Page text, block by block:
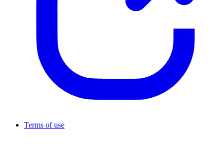
Terms of use